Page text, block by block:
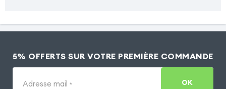
5% OFFERTS SUR VOTRE PREMIÈRE COMMANDE
Adresse mail * OK